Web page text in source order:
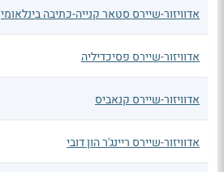
אדוויזור-שיירס סטאר קנייה-כתיבה בינלאומי
אדוויזור-שיירס פסיכדיליה
אדוויזור-שיירס קנאביס
אדוויזור-שיירס ריינג'ר הון דובי